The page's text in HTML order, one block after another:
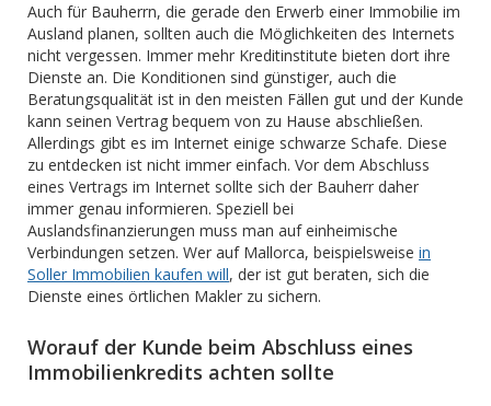
Auch für Bauherrn, die gerade den Erwerb einer Immobilie im
Ausland planen, sollten auch die Möglichkeiten des Internets
nicht vergessen. Immer mehr Kreditinstitute bieten dort ihre
Dienste an. Die Konditionen sind günstiger, auch die
Beratungsqualität ist in den meisten Fällen gut und der Kunde
kann seinen Vertrag bequem von zu Hause abschließen.
Allerdings gibt es im Internet einige schwarze Schafe. Diese
zu entdecken ist nicht immer einfach. Vor dem Abschluss
eines Vertrags im Internet sollte sich der Bauherr daher
immer genau informieren. Speziell bei
Auslandsfinanzierungen muss man auf einheimische
Verbindungen setzen. Wer auf Mallorca, beispielsweise in
Soller Immobilien kaufen will, der ist gut beraten, sich die
Dienste eines örtlichen Makler zu sichern.
Worauf der Kunde beim Abschluss eines
Immobilienkredits achten sollte